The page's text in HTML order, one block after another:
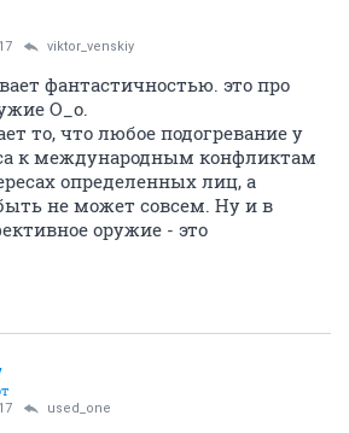
viktor_venskiy
фантастичностью. это про
О_о.
то, что любое подогревание у
к международным конфликтам
определенных лиц, а
не может совсем. Ну и в
оружие - это
used_one